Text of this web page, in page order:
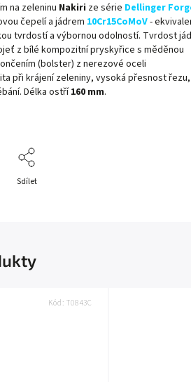
na zeleninu Nakiri ze série Dellinger
čepelí a jádrem 10Cr15CoMoV-
tvrdostí a výbornou odolností. Tvrdost
z bílé kompozitní pryskyřice s měděnou
(bolster) z nerezové oceli
při krájení zeleniny, vysoká přesnost řezu,
Délka ostří160 mm.
Sdílet
Kód:T0843C